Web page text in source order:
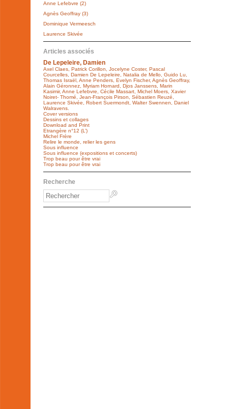
Anne Lefebvre (2)
Agnès Geoffray (3)
Dominique Vermeesch
Laurence Skivée
Articles associés
De Lepeleire, Damien
Axel Claes, Patrick Corillon, Jocelyne Coster, Pascal
Courcelles, Damien De Lepeleire, Natalia de Mello, Guido Lu,
Thomas Israël, Anne Penders, Evelyn Fischer, Agnès Geoffray,
Alain Géronnez, Myriam Hornard, Djos Janssens, Marin
Kasimir, Anne Lefebvre, Cécile Massart, Michel Moers, Xavier
Noiret- Thomé, Jean-François Pirson, Sébastien Reuzé,
Laurence Skivée, Robert Suermondt, Walter Swennen, Daniel
Walravens.
Cover versions
Dessins et collages
Download and Print
Etrangère n°12 (L’)
Michel Frère
Relire le monde, relier les gens
Sous influence
Sous influence (expositions et concerts)
Trop beau pour être vrai
Trop beau pour être vrai
Recherche